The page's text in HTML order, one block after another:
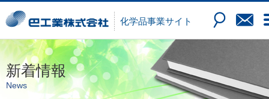
化学品事業サイト
新着情報
News